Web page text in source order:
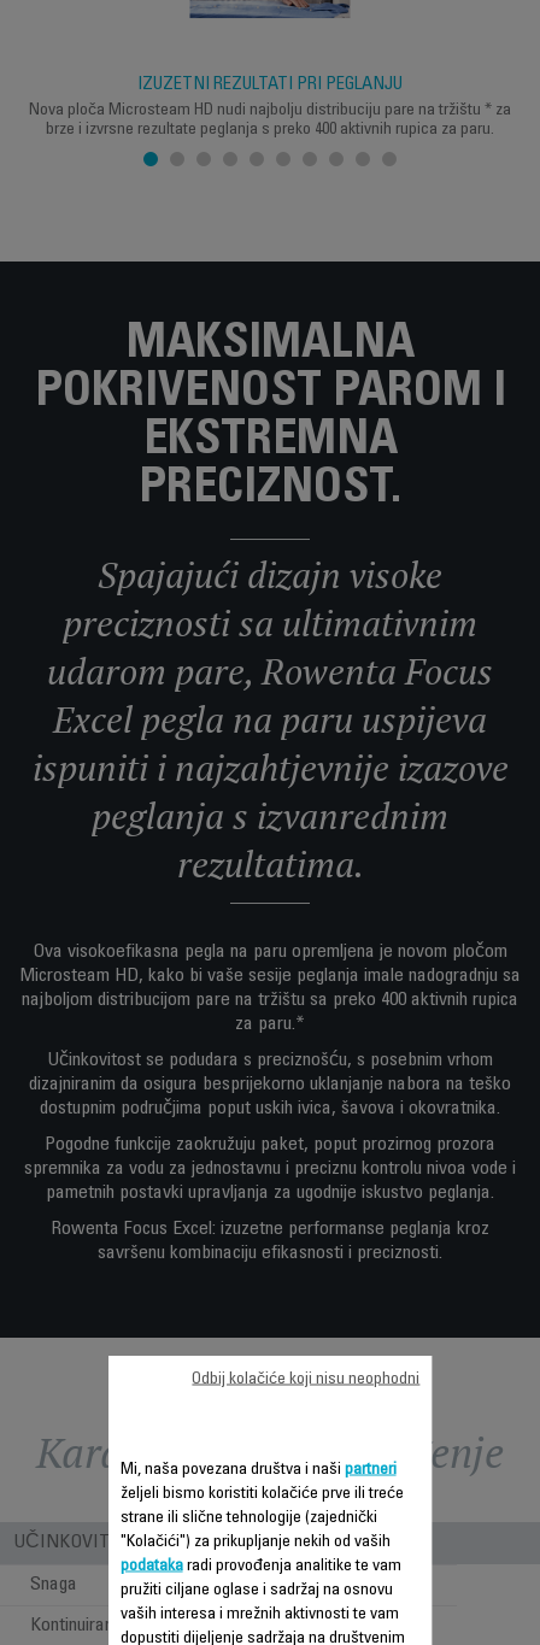
IZUZETNI REZULTATI PRI PEGLANJU
Nova ploča Microsteam HD nudi najbolju distribuciju pare na tržištu * za
brze i izvrsne rezultate peglanja s preko 400 aktivnih rupica za paru.
MAKSIMALNA
POKRIVENOST PAROM I
EKSTREMNA
PRECIZNOST.
Spajajući dizajn visoke
preciznosti sa ultimativnim
udarom pare, Rowenta Focus
Excel pegla na paru uspijeva
ispuniti i najzahtjevnije izazove
peglanja s izvanrednim
rezultatima.
Ova visokoefikasna pegla na paru opremljena je novom pločom
Microsteam HD, kako bi vaše sesije peglanja imale nadogradnju sa
najboljom distribucijom pare na tržištu sa preko 400 aktivnih rupica
za paru.*
Učinkovitost se podudara s preciznošću, s posebnim vrhom
dizajniranim da osigura besprijekorno uklanjanje nabora na teško
dostupnim područjima poput uskih ivica, šavova i okovratnika.
Pogodne funkcije zaokružuju paket, poput prozirnog prozora
spremnika za vodu za jednostavnu i preciznu kontrolu nivoa vode i
pametnih postavki upravljanja za ugodnije iskustvo peglanja.
Rowenta Focus Excel: izuzetne performanse peglanja kroz
savršenu kombinaciju efikasnosti i preciznosti.
Karakteristike - Poređenje
UČINKOVITOST PARE I SNAGE
Snaga 2700 W
Kontinuirani ispust pare
Mi, naša povezana društva i naši partneri
željeli bismo koristiti kolačiće prve ili treće
strane ili slične tehnologije (zajednički
"Kolačići") za prikupljanje nekih od vaših
podatakaradi provođenja analitike te vam
pružiti ciljane oglase i sadržaj na osnovu
vaših interesa i mrežnih aktivnosti te vam
dopustiti dijeljenje sadržaja na društvenim
Odbij kolačiće koji nisu neophodni